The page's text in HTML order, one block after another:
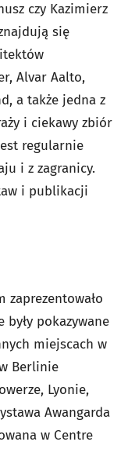
czy Kazimierz
się
Alvar Aalto,
a także jedna z
i ciekawy zbiór
regularnie
i z zagranicy.
i publikacji
zaprezentowało
były pokazywane
miejscach w
Berlinie
Lyonie,
Awangarda
w Centre